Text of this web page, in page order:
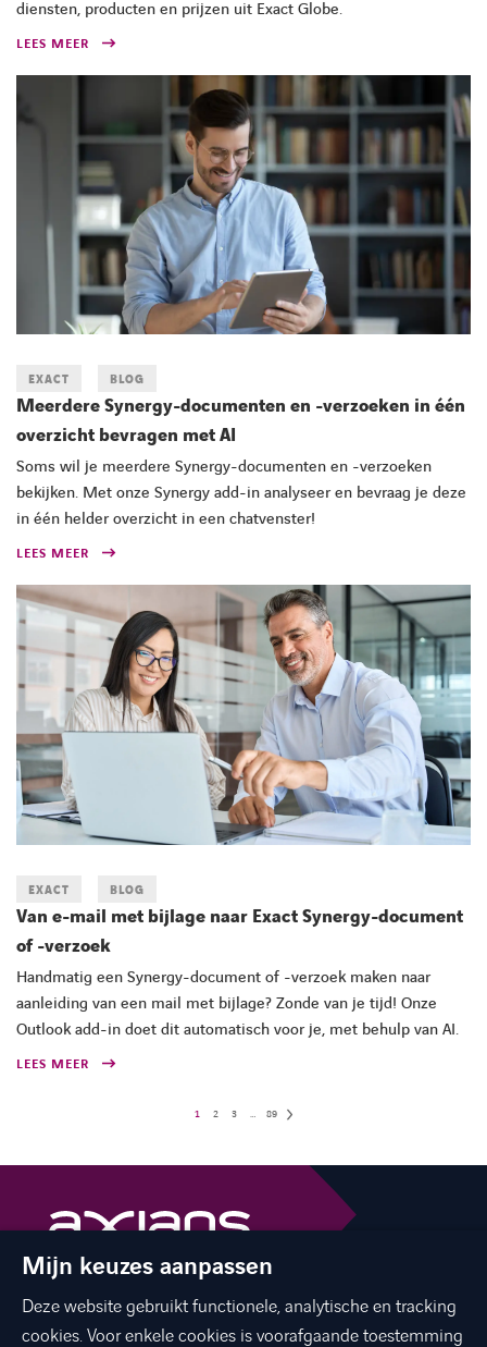
diensten, producten en prijzen uit Exact Globe.
LEES MEER
EXACT BLOG
Meerdere Synergy-documenten en -verzoeken in één
overzicht bevragen met AI
Soms wil je meerdere Synergy-documenten en -verzoeken
bekijken. Met onze Synergy add-in analyseer en bevraag je deze
in één helder overzicht in een chatvenster!
LEES MEER
EXACT BLOG
Van e-mail met bijlage naar Exact Synergy-document
of -verzoek
Handmatig een Synergy-document of -verzoek maken naar
aanleiding van een mail met bijlage? Zonde van je tijd! Onze
Outlook add-in doet dit automatisch voor je, met behulp van AI.
LEES MEER
1 2 3 … 89
The best of ICT with a human touch
linkedinyoutubefacebook
twitterinstagram
Mijn keuzes aanpassen
Deze website gebruikt functionele, analytische en tracking
cookies. Voor enkele cookies is voorafgaande toestemming